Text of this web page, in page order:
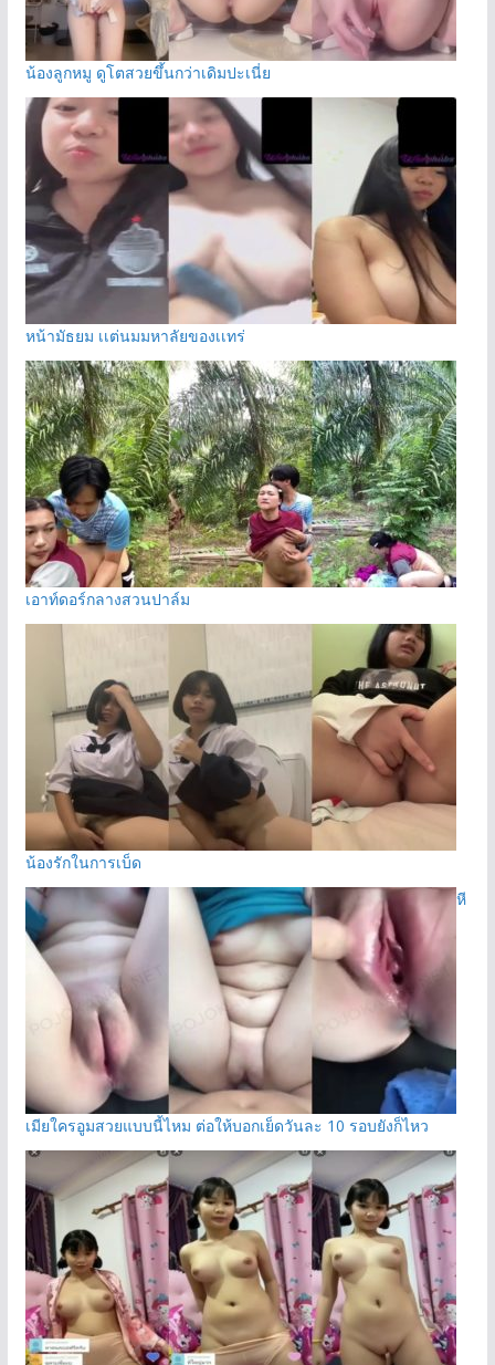
น้องลูกหมู ดูโตสวยขึ้นกว่าเดิมปะเนี่ย
หน้ามัธยม เเต่นมมหาลัยของเเทร่
เอาท์ดอร์กลางสวนปาล์ม
น้องรักในการเบ็ด
หี
เมียใครอูมสวยแบบนี้ไหม ต่อให้บอกเย็ดวันละ 10 รอบยังก็ไหว